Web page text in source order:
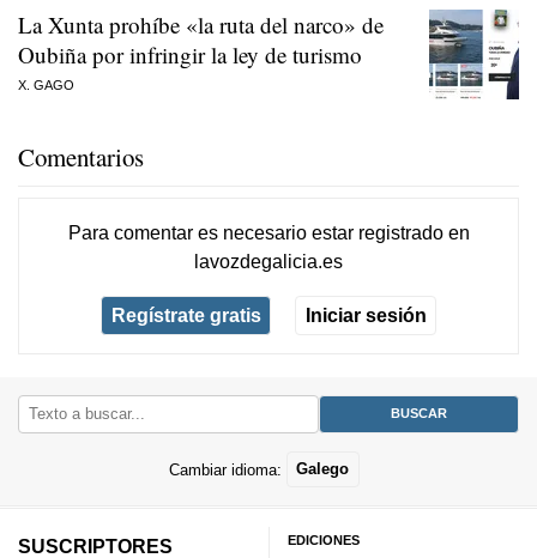
La Xunta prohíbe «la ruta del narco» de
Oubiña por infringir la ley de turismo
X. GAGO
Comentarios
Para comentar es necesario estar registradoen
lavozdegalicia.es
Regístrate gratis Iniciar sesión
Cambiar idioma: Galego
SUSCRIPTORES
EDICIONES